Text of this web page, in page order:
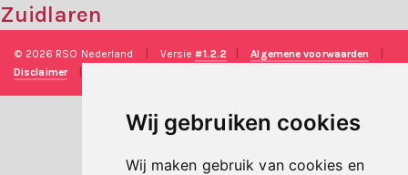
Wij gebruiken cookies
Wij maken gebruik van cookies en
Zuidlaren
© 2026 RSO Nederland Versie#1.2.2 Algemene voorwaarden
Disclaimer